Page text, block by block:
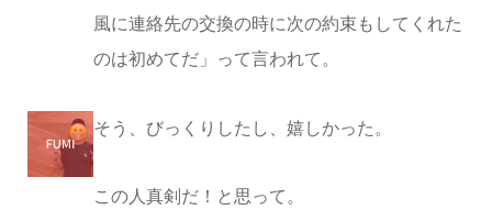
風に連絡先の交換の時に次の約束もしてくれた
のは初めてだ」って言われて。
そう、びっくりしたし、嬉しかった。
この人真剣だ！と思って。